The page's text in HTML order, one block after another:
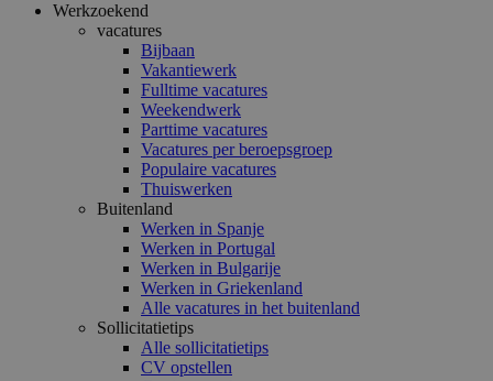
Werkzoekend
vacatures
Bijbaan
Vakantiewerk
Fulltime vacatures
Weekendwerk
Parttime vacatures
Vacatures per beroepsgroep
Populaire vacatures
Thuiswerken
Buitenland
Werken in Spanje
Werken in Portugal
Werken in Bulgarije
Werken in Griekenland
Alle vacatures in het buitenland
Sollicitatietips
Alle sollicitatietips
CV opstellen